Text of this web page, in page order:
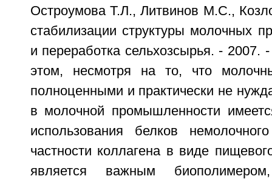
Остроумова Т.Л., Литвинов М.С.,
стабилизации структуры молочных
и переработка сельхозсырья. -
этом, несмотря на то, что
полноценными и практически не
в молочной промышленности
использования белков
частности коллагена в виде
является важным